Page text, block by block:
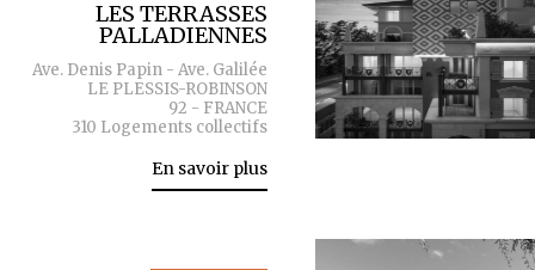
LES TERRASSES
PALLADIENNES
Ave. Denis Papin - Ave. Galilée
LE PLESSIS-ROBINSON
92 - FRANCE
310 Logements collectifs
En savoir plus